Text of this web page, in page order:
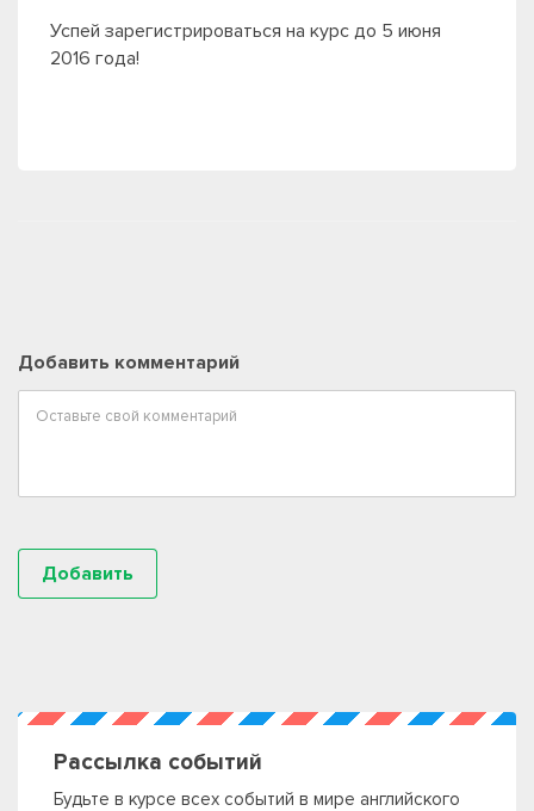
Успей зарегистрироваться на курс до 5 июня
2016 года!
Добавить комментарий
Рассылка событий
Будьте в курсе всех событий в мире английского